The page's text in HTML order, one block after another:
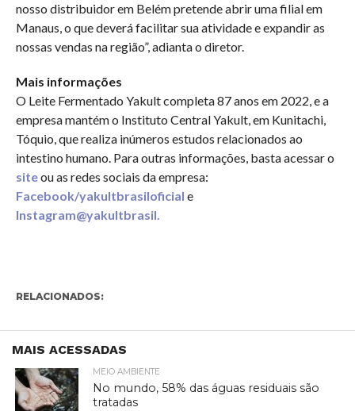
nosso distribuidor em Belém pretende abrir uma filial em
Manaus, o que deverá facilitar sua atividade e expandir as
nossas vendas na região”, adianta o diretor.
Mais informações
O Leite Fermentado Yakult completa 87 anos em 2022, e a
empresa mantém o Instituto Central Yakult, em Kunitachi,
Tóquio, que realiza inúmeros estudos relacionados ao
intestino humano. Para outras informações, basta acessar o
siteou as redes sociais da empresa:
Facebook/yakultbrasiloficial e
Instagram@yakultbrasil.
RELACIONADOS:
MAIS ACESSADAS
MEIO AMBIENTE
No mundo, 58% das águas residuais são
tratadas